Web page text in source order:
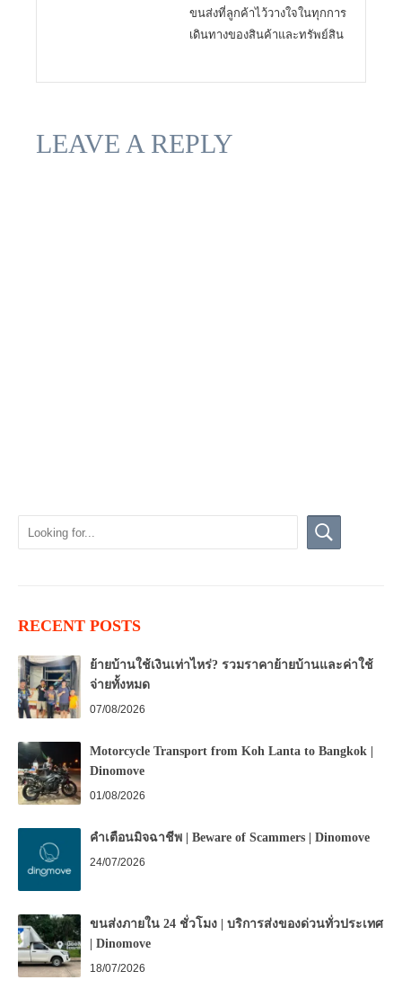
ขนส่งที่ลูกค้าไว้วางใจในทุกการ
เดินทางของสินค้าและทรัพย์สิน
LEAVE A REPLY
RECENT POSTS
ย้ายบ้านใช้เงินเท่าไหร่? รวมราคาย้ายบ้านและค่าใช้
จ่ายทั้งหมด
07/08/2026
Motorcycle Transport from Koh Lanta to Bangkok |
Dinomove
01/08/2026
คำเตือนมิจฉาชีพ | Beware of Scammers | Dinomove
24/07/2026
ขนส่งภายใน 24 ชั่วโมง | บริการส่งของด่วนทั่วประเทศ
| Dinomove
18/07/2026